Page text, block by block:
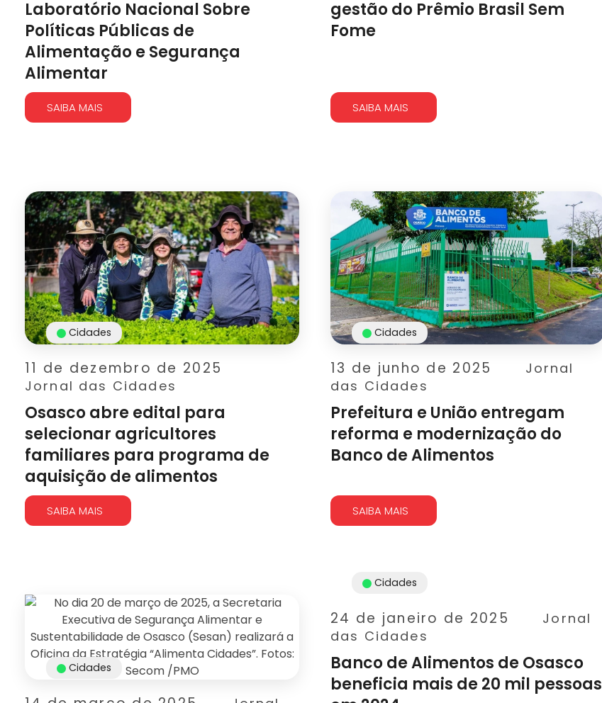
Laboratório Nacional Sobre
Políticas Públicas de
Alimentação e Segurança
Alimentar
SAIBA MAIS
gestão do Prêmio Brasil Sem
Fome
SAIBA MAIS
11 de dezembro de 2025
Jornal das Cidades
Cidades
Osasco abre edital para
selecionar agricultores
familiares para programa de
aquisição de alimentos
SAIBA MAIS
13 de junho de 2025
Jornal
das Cidades
Cidades
Prefeitura e União entregam
reforma e modernização do
Banco de Alimentos
SAIBA MAIS
Cidades
24 de janeiro de 2025
Jornal
das Cidades
Cidades
Banco de Alimentos de Osasco
beneficia mais de 20 mil pessoas